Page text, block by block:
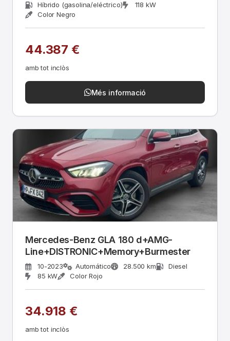
Híbrido (gasolina/eléctrico)
118 kW
Color Negro
44.387 €
amb tot inclòs
Més informació
Mercedes-Benz GLA 180 d+AMG-
Line+DISTRONIC+Memory+Burmester
10-2023 Automático 28.500 km
Diesel
85 kW
Color Rojo
34.918 €
amb tot inclòs